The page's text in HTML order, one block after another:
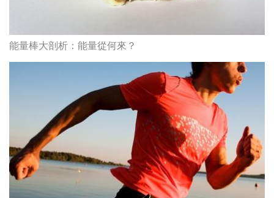
能量棒大剖析：能量從何來？